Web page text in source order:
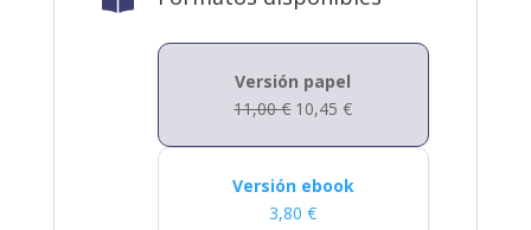
Versión papel
11,00€ 10,45€
Versión ebook
3,80€